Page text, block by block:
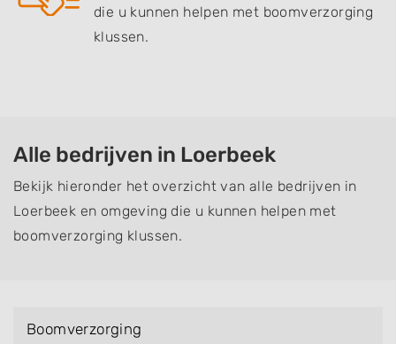
die u kunnen helpen met boomverzorging
klussen.
Alle bedrijven in Loerbeek
Bekijk hieronder het overzicht van alle bedrijven in
Loerbeek en omgeving die u kunnen helpen met
boomverzorging klussen.
Boomverzorging